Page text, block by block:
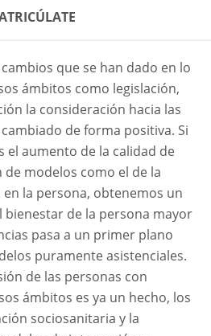
que se han dado en lo
ámbitos como legislación,
la consideración hacia las
de forma positiva. Si
el aumento de la calidad de
modelos como el de la
la persona, obtenemos un
bienestar de la persona mayor
pasa a un primer plano
puramente asistenciales.
de las personas con
ámbitos es ya un hecho, los
sociosanitaria y la